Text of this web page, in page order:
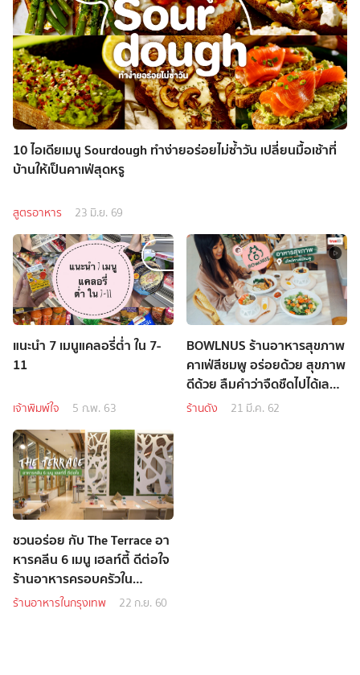
10 ไอเดียเมนู Sourdough ทำง่ายอร่อยไม่ซ้ำวัน เปลี่ยนมื้อเช้าที่
บ้านให้เป็นคาเฟ่สุดหรู
สูตรอาหาร 23 มิ.ย. 69
แนะนำ 7 เมนูแคลอรี่ต่ำ ใน 7-
11
เจ้าพิมพ์ใจ 5 ก.พ. 63
BOWLNUS ร้านอาหารสุขภาพ
คาเฟ่สีชมพู อร่อยด้วย สุขภาพ
ดีด้วย ลืมคำว่าจืดชืดไปได้เลย
(มีคลิป)
ร้านดัง 21 มี.ค. 62
ชวนอร่อย กับ The Terrace อา
หารคลีน 6 เมนู เฮลท์ตี้ ดีต่อใจ
ร้านอาหารครอบครัวใน
บรรยากาศสีเขียว
ร้านอาหารในกรุงเทพ 22 ก.ย. 60